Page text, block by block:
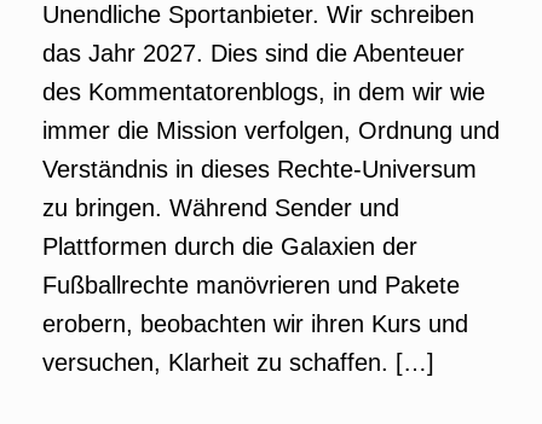
Unendliche Sportanbieter. Wir schreiben
das Jahr 2027. Dies sind die Abenteuer
des Kommentatorenblogs, in dem wir wie
immer die Mission verfolgen, Ordnung und
Verständnis in dieses Rechte-Universum
zu bringen. Während Sender und
Plattformen durch die Galaxien der
Fußballrechte manövrieren und Pakete
erobern, beobachten wir ihren Kurs und
versuchen, Klarheit zu schaffen. […]